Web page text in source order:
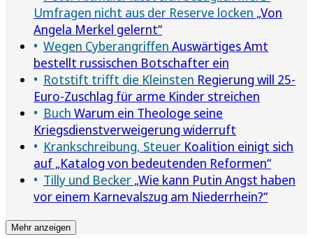
Umfragen nicht aus der Reserve locken „Von
Angela Merkel gelernt“
Wegen Cyberangriffen Auswärtiges Amt
bestellt russischen Botschafter ein
Rotstift trifft die Kleinsten Regierung will 25-
Euro-Zuschlag für arme Kinder streichen
Buch Warum ein Theologe seine
Kriegsdienstverweigerung widerruft
Krankschreibung, Steuer Koalition einigt sich
auf „Katalog von bedeutenden Reformen“
Tilly und Becker „Wie kann Putin Angst haben
vor einem Karnevalszug am Niederrhein?“
Mehr anzeigen